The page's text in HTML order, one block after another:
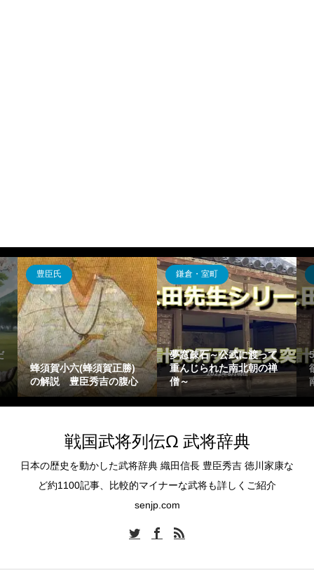
禅
飛鳥・奈良・平安
5分でわかる藤原陳忠～強
欲さで有名になった藤原
南家出身の受領～
戦国時代
和仁親実の解説～肥後国
人一揆に散った国衆～
戦国武将列伝Ω 武将辞典
日本の歴史を動かした武将辞典 織田信長 豊臣秀吉 徳川家康な
ど約1100記事、比較的マイナーな武将も詳しくご紹介
senjp.com